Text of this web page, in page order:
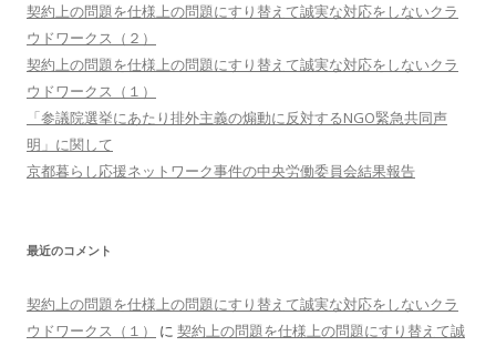
契約上の問題を仕様上の問題にすり替えて誠実な対応をしないクラ
ウドワークス（２）
契約上の問題を仕様上の問題にすり替えて誠実な対応をしないクラ
ウドワークス（１）
「参議院選挙にあたり排外主義の煽動に反対するNGO緊急共同声
明」に関して
京都暮らし応援ネットワーク事件の中央労働委員会結果報告
最近のコメント
契約上の問題を仕様上の問題にすり替えて誠実な対応をしないクラ
ウドワークス（１）
に 契約上の問題を仕様上の問題にすり替えて誠